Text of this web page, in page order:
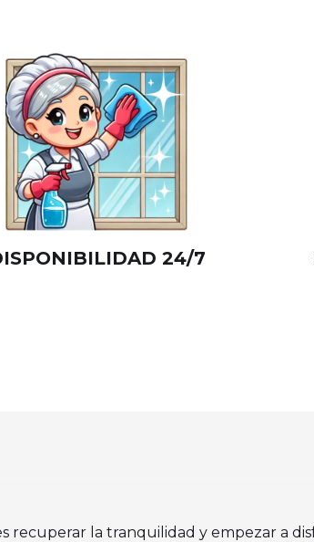
24/7
recuperar la tranquilidad y empezar a